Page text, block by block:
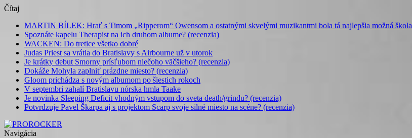
Čítaj
MARTIN BÍLEK: Hrať s Timom „Ripperom“ Owensom a ostatnými skvelými muzikantmi bola tá najlepšia možná škola
Spoznáte kapelu Therapist na ich druhom albume? (recenzia)
WACKEN: Do tretice všetko dobré
Judas Priest sa vrátia do Bratislavy s Airbourne už v utorok
Je krátky debut Smorny prísľubom niečoho väčšieho? (recenzia)
Dokáže Mohyla zaplniť prázdne miesto? (recenzia)
Gloom prichádza s novým albumom po šiestich rokoch
V septembri zahalí Bratislavu nórska hmla Taake
Je novinka Sleeping Deficit vhodným vstupom do sveta death/grindu? (recenzia)
Potvrdzuje Pavel Škarpa aj s projektom Scarp svoje silné miesto na scéne? (recenzia)
Navigácia